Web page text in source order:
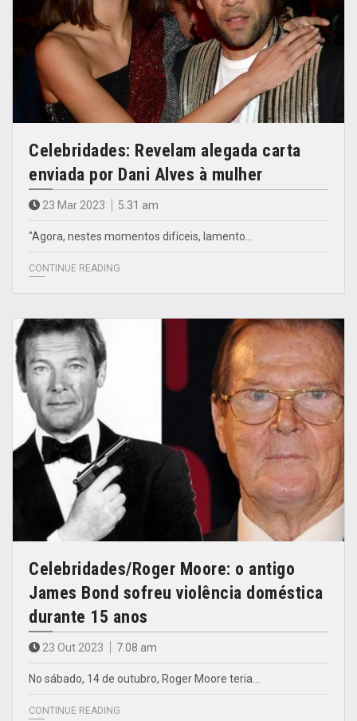
Celebridades: Revelam alegada carta
enviada por Dani Alves à mulher
23 Mar 2023 5.31 am
"Agora, nestes momentos difíceis, lamento…
CONTINUE READING
Celebridades/Roger Moore: o antigo
James Bond sofreu violência doméstica
durante 15 anos
23 Out 2023 7.08 am
No sábado, 14 de outubro, Roger Moore teria…
CONTINUE READING